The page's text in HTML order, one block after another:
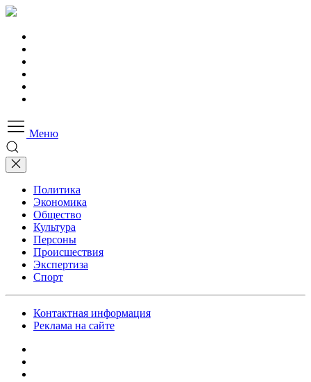
Меню
Политика
Экономика
Общество
Культура
Персоны
Происшествия
Экспертиза
Спорт
Контактная информация
Реклама на сайте